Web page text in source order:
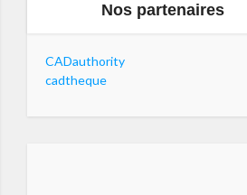
Nos partenaires
CADauthority
cadtheque